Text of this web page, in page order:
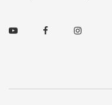
Youtube FacebookInstagram